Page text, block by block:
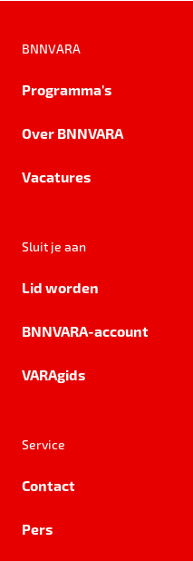
BNNVARA
Programma's
Over BNNVARA
Vacatures
Sluit je aan
Lid worden
BNNVARA-account
VARAgids
Service
Contact
Pers